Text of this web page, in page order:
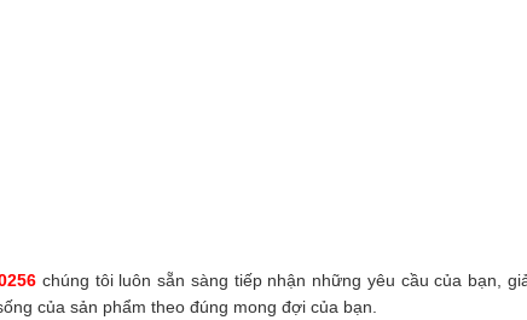
chúng tôi luôn sẵn sàng tiếp nhận những yêu cầu của bạn,
của sản phẩm theo đúng mong đợi của bạn.